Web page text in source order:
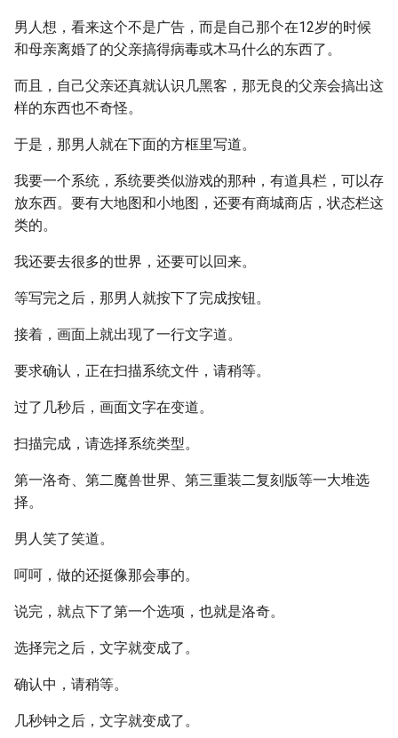
男人想，看来这个不是广告，而是自己那个在12岁的时候
和母亲离婚了的父亲搞得病毒或木马什么的东西了。
而且，自己父亲还真就认识几黑客，那无良的父亲会搞出这
样的东西也不奇怪。
于是，那男人就在下面的方框里写道。
我要一个系统，系统要类似游戏的那种，有道具栏，可以存
放东西。要有大地图和小地图，还要有商城商店，状态栏这
类的。
我还要去很多的世界，还要可以回来。
等写完之后，那男人就按下了完成按钮。
接着，画面上就出现了一行文字道。
要求确认，正在扫描系统文件，请稍等。
过了几秒后，画面文字在变道。
扫描完成，请选择系统类型。
第一洛奇、第二魔兽世界、第三重装二复刻版等一大堆选
择。
男人笑了笑道。
呵呵，做的还挺像那会事的。
说完，就点下了第一个选项，也就是洛奇。
选择完之后，文字就变成了。
确认中，请稍等。
几秒钟之后，文字就变成了。